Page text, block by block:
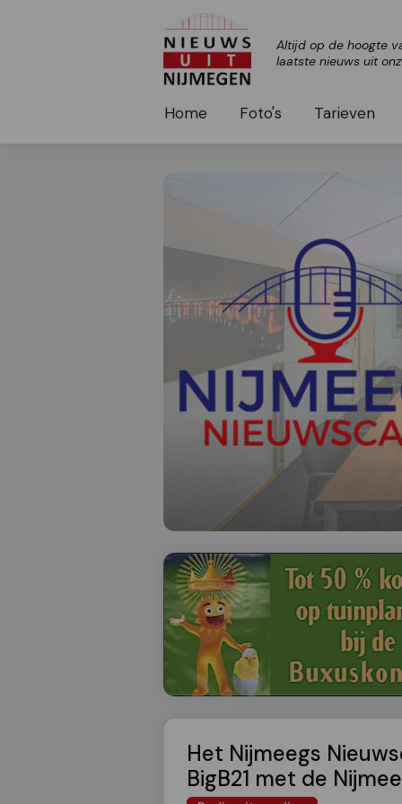
Altijd op de hoogte
laatste nieuws uit
Home Foto's Tarieven
Het Nijmeegs
BigB21 met de